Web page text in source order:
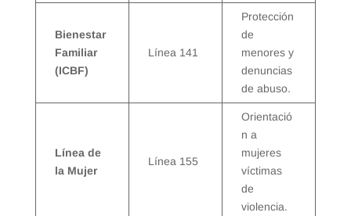
Bienestar
Familiar
(ICBF)
Línea 141
Protección
de
menores y
denuncias
de abuso.
Línea de
la Mujer
Línea 155
Orientació
n a
mujeres
víctimas
de
violencia.